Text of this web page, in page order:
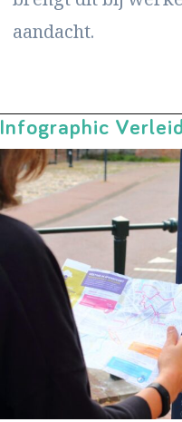
aandacht.
Infographic